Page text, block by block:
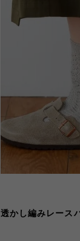
透かし編みレー